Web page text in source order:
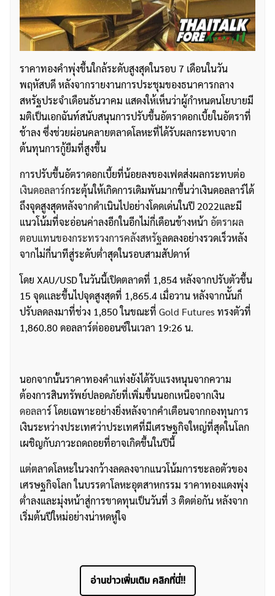
ราคาทองคำพุ่งขึ้นใกล้ระดับสูงสุดในรอบ 7 เดือนในวัน
พฤหัสบดี หลังจากรายงานการประชุมของธนาคารกลาง
สหรัฐประจำเดือนธันวาคม แสดงให้เห็นว่าผู้กำหนดนโยบายมี
มติเป็นเอกฉันท์สนับสนุนการปรับขึ้นอัตราดอกเบี้ยในอัตราที่
ช้าลง ซึ่งช่วยผ่อนคลายตลาดโลหะที่ได้รับผลกระทบจาก
ต้นทุนการกู้ยืมที่สูงขึ้น
การปรับขึ้นอัตราดอกเบี้ยที่น้อยลงของเฟดส่งผลกระทบต่อ
เงินดอลลาร์กระตุ้นให้เกิดการเดิมพันมากขึ้นว่าเงินดอลลาร์ได้
ถึงจุดสูงสุดหลังจากดำเนินไปอย่างโดดเด่นในปี 2022และมี
แนวโน้มที่จะอ่อนค่าลงอีกในอีกไม่กี่เดือนข้างหน้า อัตราผล
ตอบแทนของกระทรวงการคลังสหรัฐลดลงอย่างรวดเร็วหลัง
จากไม่กี่นาทีสู่ระดับต่ำสุดในรอบสามสัปดาห์
โดย XAU/USD ในวันนี้เปิดตลาดที่ 1,854 หลังจากปรับตัวขึ้น
15 จุดเเละขึ้นไปจุดสูงสุดที่ 1,865.4 เมื่อวาน หลังจากนัันก็
ปรับลดลงมาที่ช่วง 1,850 ในขณะที่ Gold Futures ทรงตัวที่
1,860.80 ดอลลาร์ต่อออนซ์ในเวลา 19:26 น.
นอกจากนั้นราคาทองคำแท่งยังได้รับแรงหนุนจากความ
ต้องการสินทรัพย์ปลอดภัยที่เพิ่มขึ้นนอกเหนือจากเงิน
ดอลลาร์ โดยเฉพาะอย่างยิ่งหลังจากคำเตือนจากกองทุนการ
เงินระหว่างประเทศว่าประเทศที่มีเศรษฐกิจใหญ่ที่สุดในโลก
เผชิญกับภาวะถดถอยที่อาจเกิดขึ้นในปีนี้
แต่ตลาดโลหะในวงกว้างลดลงจากแนวโน้มการชะลอตัวของ
เศรษฐกิจโลก ในบรรดาโลหะอุตสาหกรรม ราคาทองแดงพุ่ง
ต่ำลงและมุ่งหน้าสู่การขาดทุนเป็นวันที่ 3 ติดต่อกัน หลังจาก
เริ่มต้นปีใหม่อย่างน่าหดหู่ใจ
อ่านข่าวเพิ่มเติม คลิกที่นี่!!